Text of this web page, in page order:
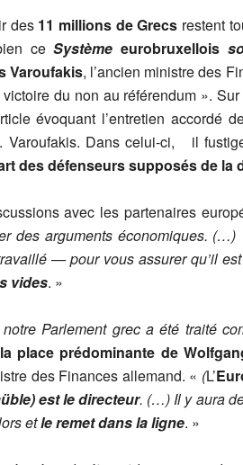
des 11 millions de Grecs restent
ceSystème eurobruxellois
Varoufakis, l’ancien ministre des
du non au référendum ».
évoquant l’entretien accordé
Varoufakis. Dans celui-ci, il
des défenseurs supposés de la
avec les partenaires
des arguments économiques. (…)
— pour vous assurer qu’il
vides. »
Parlement grec a été traité
la place prédominante de
des Finances allemand. « (L’
est le directeur. (…) Il y aura
etle remet dans la ligne. »